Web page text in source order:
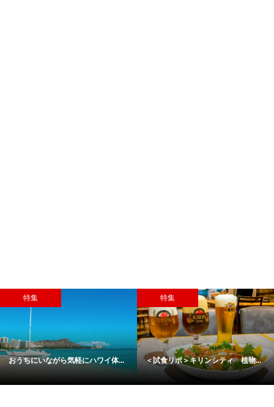
特集
試食リポ＞キリンシティ 植物...
特集
＜コラム＞こんな時期だからこそ...